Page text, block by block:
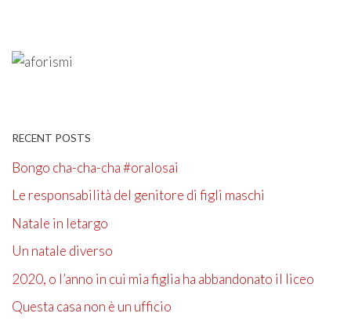
RECENT POSTS
Bongo cha-cha-cha #oralosai
Le responsabilità del genitore di figli maschi
Natale in letargo
Un natale diverso
2020, o l’anno in cui mia figlia ha abbandonato il liceo
Questa casa non è un ufficio